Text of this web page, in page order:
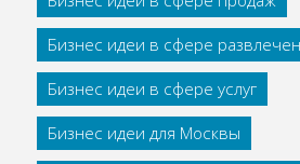
Бизнес идеи в сфере
Бизнес идеи в сфере услуг
Бизнес идеи для Москвы